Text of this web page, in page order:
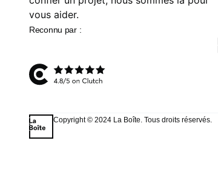
vous aider.
Reconnu par :
Copyright © 2024 La Boîte. Tous droits réservés.